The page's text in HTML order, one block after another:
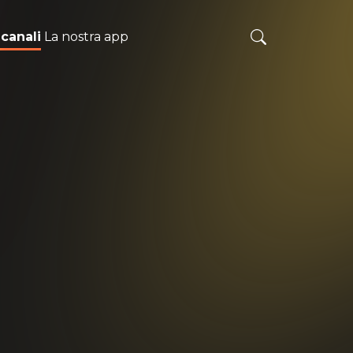
La nostra app